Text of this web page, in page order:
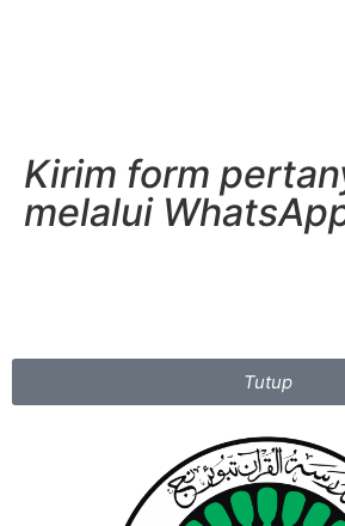
Kirim form
melalui
Tutup